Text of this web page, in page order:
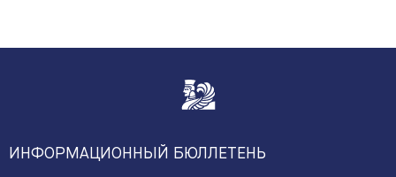
ИНФОРМАЦИОННЫЙ БЮЛЛЕТЕНЬ